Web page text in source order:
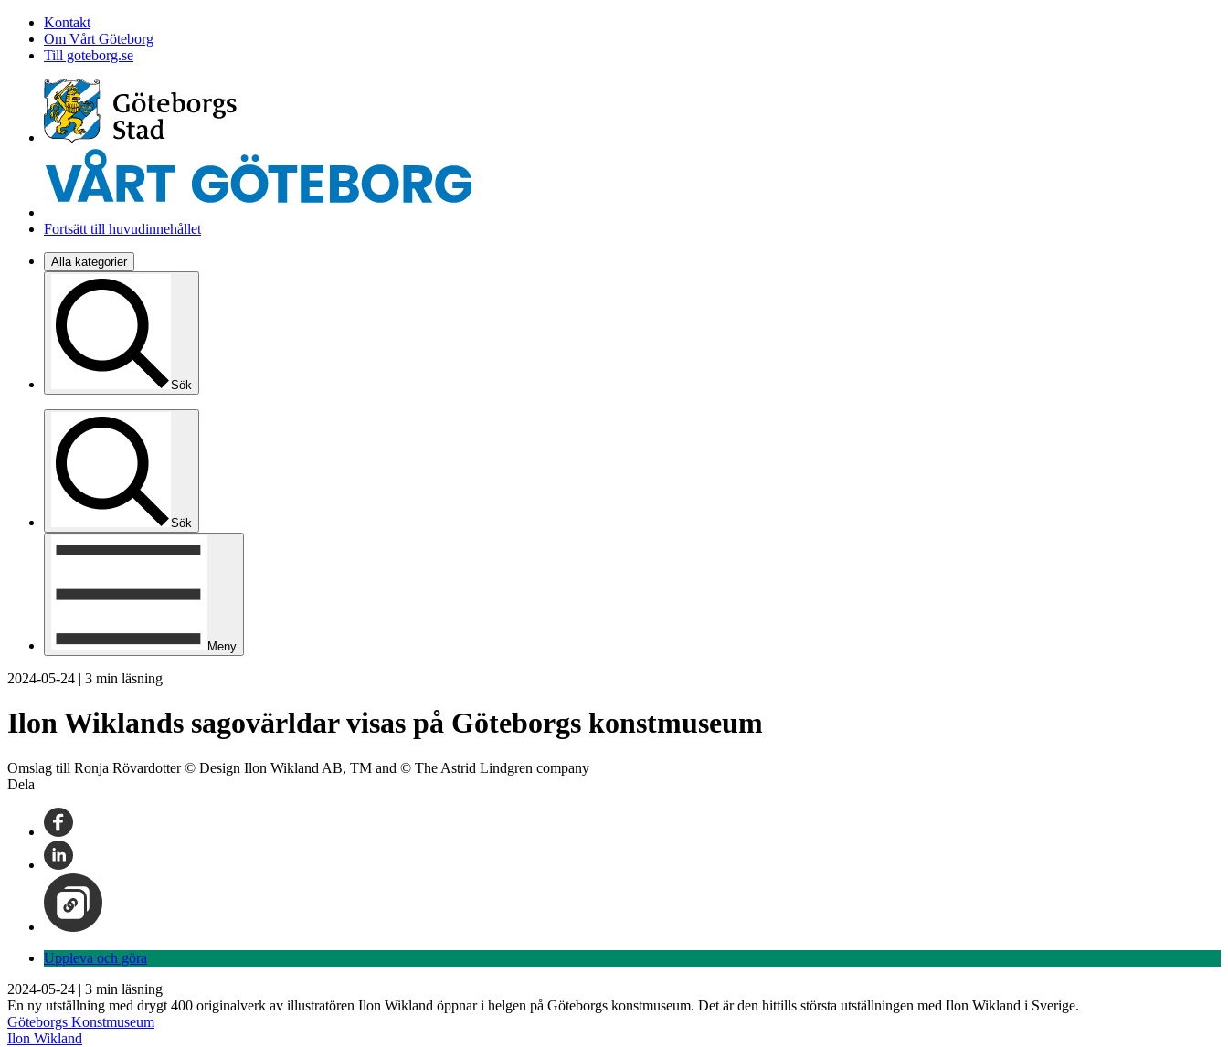
Kontakt
Om Vårt Göteborg
Till goteborg.se
Fortsätt till huvudinnehållet
Alla kategorier
Sök
Sök
Meny
2024-05-24 | 3 min läsning
Ilon Wiklands sagovärldar visas på Göteborgs konstmuseum
Omslag till Ronja Rövardotter © Design Ilon Wikland AB, TM and © The Astrid Lindgren company
Dela
Uppleva och göra
2024-05-24 | 3 min läsning
En ny utställning med drygt 400 originalverk av illustratören Ilon Wikland öppnar i helgen på Göteborgs konstmuseum. Det är den hittills största utställningen med Ilon Wikland i Sverige.
Göteborgs Konstmuseum
Ilon Wikland